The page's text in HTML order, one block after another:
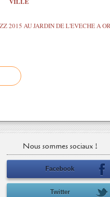
Nous sommes sociaux !
Facebook
Twitter